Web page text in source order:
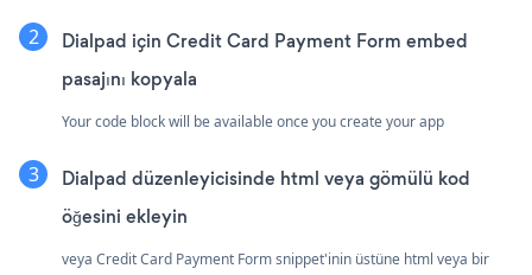
Dialpad için Credit Card Payment Form embed
pasajını kopyala
Your code block will be available once you create your app
Dialpad düzenleyicisinde html veya gömülü kod
öğesini ekleyin
veya Credit Card Payment Form snippet'inin üstüne html veya bir